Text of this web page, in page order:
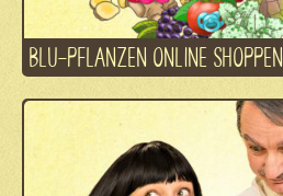
BLU-PFLANZEN ONLINE SHOPPEN